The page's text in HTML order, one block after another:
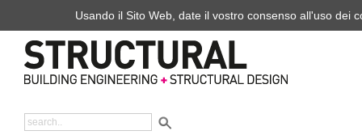
Usando il Sito Web, date il vostro consenso all'uso